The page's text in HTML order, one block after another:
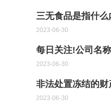
三无食品是指什么
2023-06-30
每日关注!公司名
2023-06-30
非法处置冻结的
2023-06-30